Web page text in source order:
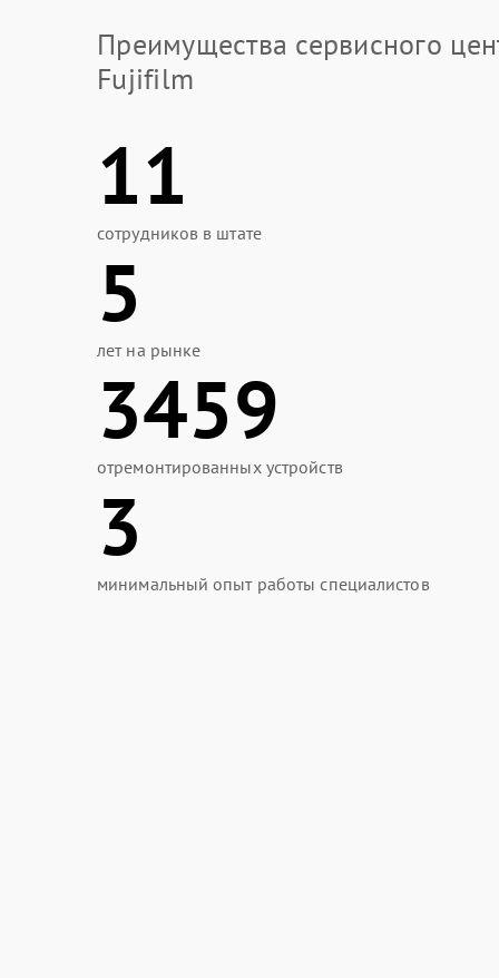
Преимущества сервисного
Fujifilm
11
сотрудников в штате
5
лет на рынке
3459
отремонтированных устройств
3
минимальный опыт работы специалистов